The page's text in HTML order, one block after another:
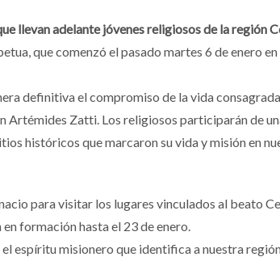
llevan adelante jóvenes religiosos de la región
que comenzó el pasado martes 6 de enero
definitiva el compromiso de la vida
Artémides Zatti. Los religiosos participarán de
históricos que marcaron su vida y misión en
para visitar los lugares vinculados al beato
formación hasta el 23 de enero.
espíritu misionero que identifica a nuestra